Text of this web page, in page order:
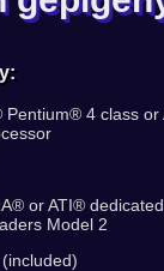
Pentium® 4 class
or ATI®
Model 2